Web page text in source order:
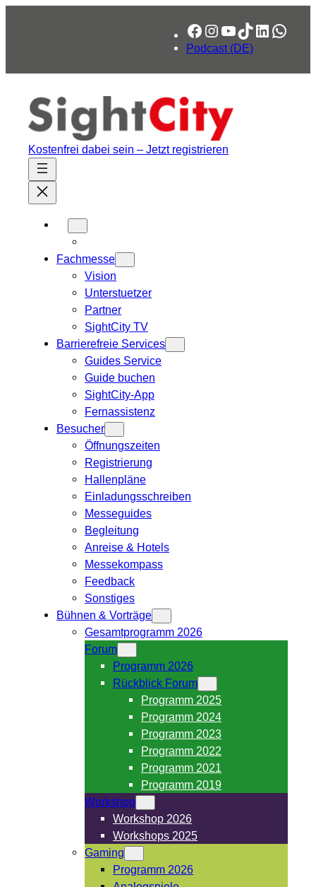
Facebook
Instagram
YouTube
TikTok
LinkedIn
Podcast (DE)
Kostenfrei dabei sein – Jetzt registrieren
Fachmesse
Vision
Unterstuetzer
Partner
SightCity TV
Barrierefreie Services
Guides Service
Guide buchen
SightCity-App
Fernassistenz
Besucher
Öffnungszeiten
Registrierung
Hallenpläne
Einladungsschreiben
Messeguides
Begleitung
Anreise & Hotels
Messekompass
Feedback
Sonstiges
Bühnen & Vorträge
Gesamtprogramm 2026
Forum
Programm 2026
Rückblick Forum
Programm 2025
Programm 2024
Programm 2023
Programm 2022
Programm 2021
Programm 2019
Workshop
Workshop 2026
Workshops 2025
Gaming
Programm 2026